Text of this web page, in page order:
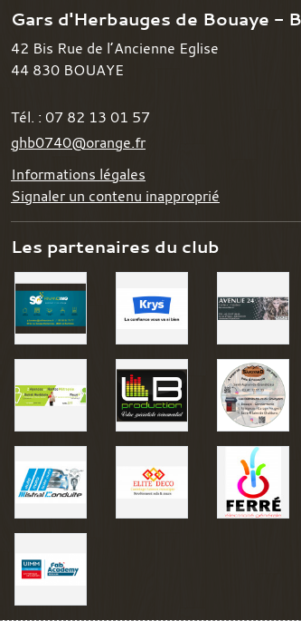
Gars d'Herbauges de Bouaye -
42 Bis Rue de l’Ancienne Eglise
44 830 BOUAYE
Tél. : 07 82 13 01 57
ghb0740@orange.fr
Informations légales
Signaler un contenu inapproprié
Les partenaires du club